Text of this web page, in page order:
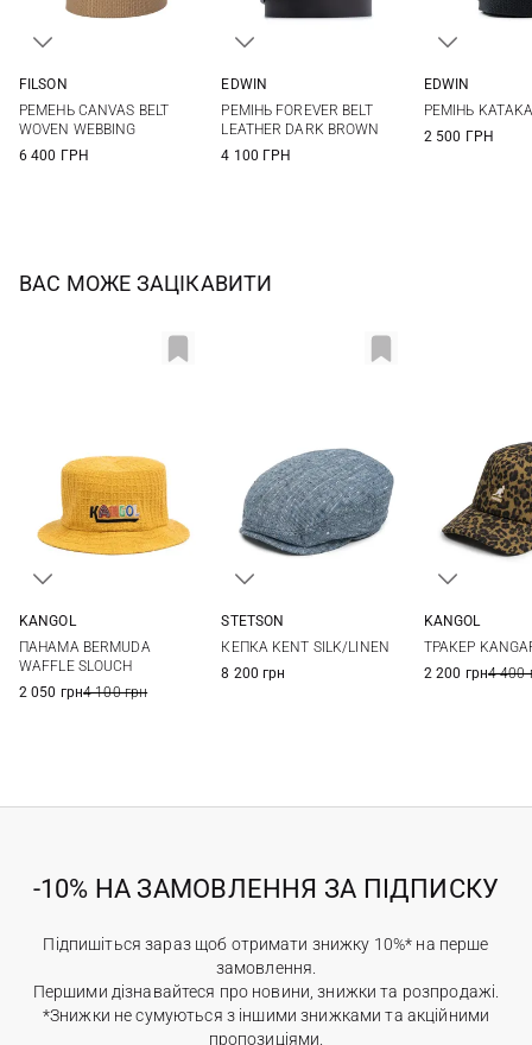
FILSON
РЕМЕНЬ CANVAS BELT
WOVEN WEBBING
6 400 ГРН
EDWIN
РЕМІНЬ FOREVER BELT
LEATHER DARK BROWN
4 100 ГРН
EDWIN
РЕМІНЬ
2 500 ГРН
ВАС МОЖЕ ЗАЦІКАВИТИ
KANGOL
ПАНАМА BERMUDA
WAFFLE SLOUCH
2 050 грн4 100 грн
STETSON
КЕПКА KENT SILK/LINEN
8 200 грн
KANGOL
ТРАКЕР
2 200 грн4 400
-10% НА ЗАМОВЛЕННЯ ЗА ПІДПИСКУ
Підпишіться зараз щоб отримати знижку 10%* на перше
замовлення.
Першими дізнавайтеся про новини, знижки та розпродажі.
*Знижки не сумуються з іншими знижками та акційними
пропозиціями.